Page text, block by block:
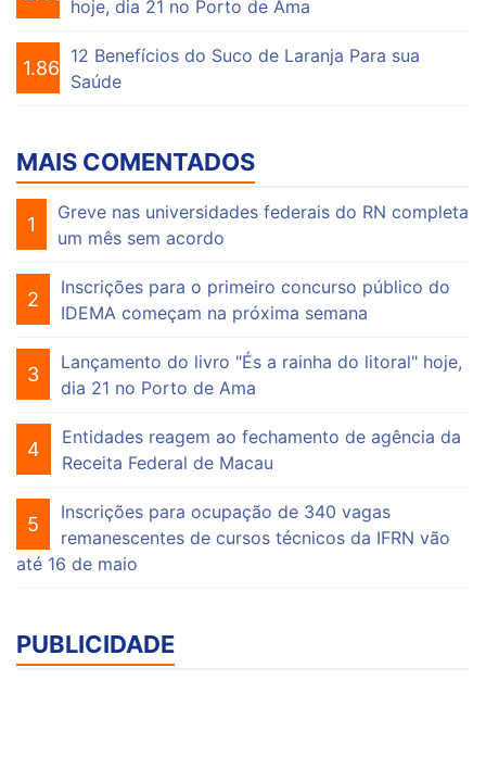
hoje, dia 21 no Porto de Ama
1.865
12 Benefícios do Suco de Laranja Para sua
Saúde
MAIS COMENTADOS
1
Greve nas universidades federais do RN completa
um mês sem acordo
2
Inscrições para o primeiro concurso público do
IDEMA começam na próxima semana
3
Lançamento do livro "És a rainha do litoral" hoje,
dia 21 no Porto de Ama
4
Entidades reagem ao fechamento de agência da
Receita Federal de Macau
5
Inscrições para ocupação de 340 vagas
remanescentes de cursos técnicos da IFRN vão
até 16 de maio
PUBLICIDADE